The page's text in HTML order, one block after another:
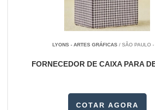
LYONS - ARTES GRÁFICAS/ SÃO PAULO -
FORNECEDOR DE CAIXA PARA
COTAR AGORA